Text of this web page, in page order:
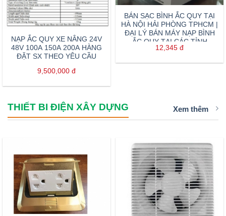
NẠP ẮC QUY XE NÂNG 24V
48V 100A 150A 200A HÀNG
ĐẶT SX THEO YÊU CẦU
9,500,000 đ
BÁN SẠC BÌNH ẮC QUY TẠI
HÀ NỘI HẢI PHÒNG TPHCM |
ĐẠI LÝ BÁN MÁY NẠP BÌNH
ẮC QUY TẠI CÁC TỈNH
12,345 đ
THIẾT BI ĐIỆN XÂY DỰNG Xem thêm